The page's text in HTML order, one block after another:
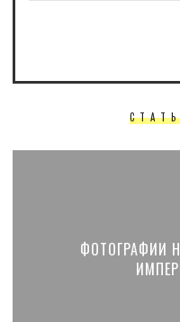
ФОТОГРАФИИ